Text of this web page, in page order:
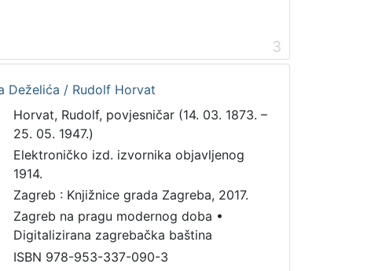
3
Deželića / Rudolf Horvat
Horvat, Rudolf, povjesničar (14. 03. 1873. –
25. 05. 1947.)
Elektroničko izd. izvornika objavljenog
1914.
Zagreb : Knjižnice grada Zagreba, 2017.
Zagreb na pragu modernog doba •
Digitalizirana zagrebačka baština
ISBN 978-953-337-090-3